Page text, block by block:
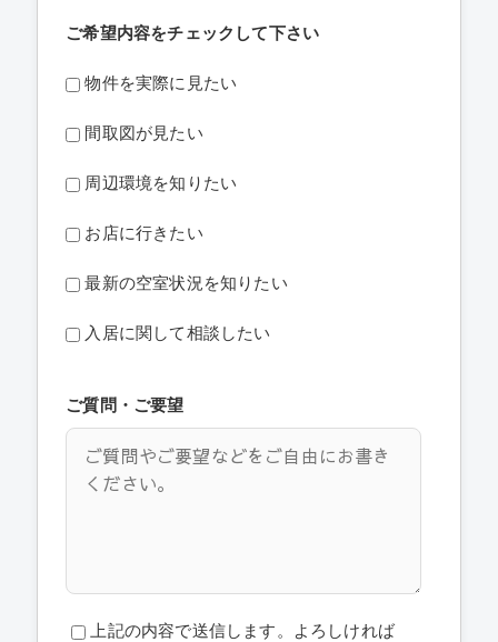
ご希望内容をチェックして下さい
物件を実際に見たい
間取図が見たい
周辺環境を知りたい
お店に行きたい
最新の空室状況を知りたい
入居に関して相談したい
ご質問・ご要望
上記の内容で送信します。よろしければ